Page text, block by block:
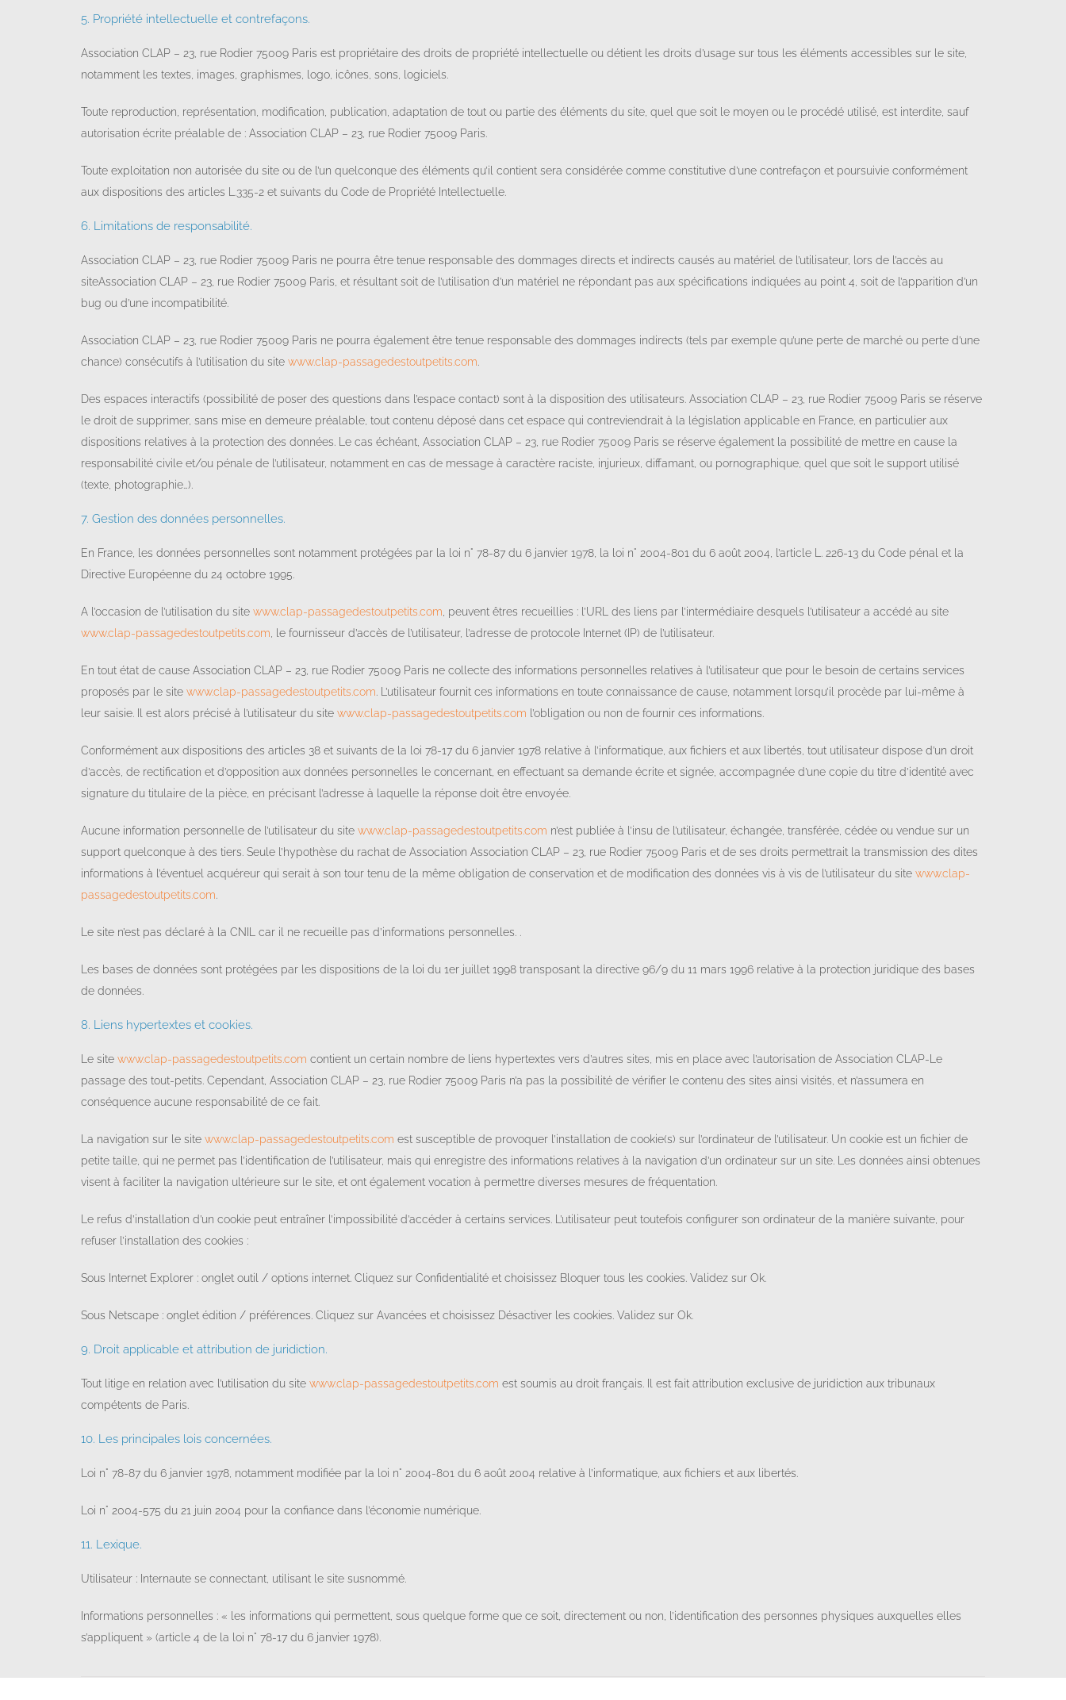
5. Propriété intellectuelle et contrefaçons.
Association CLAP – 23, rue Rodier 75009 Paris est propriétaire des droits de propriété intellectuelle ou détient les droits d’usage sur tous les éléments accessibles sur le site,
notamment les textes, images, graphismes, logo, icônes, sons, logiciels.
Toute reproduction, représentation, modification, publication, adaptation de tout ou partie des éléments du site, quel que soit le moyen ou le procédé utilisé, est interdite, sauf
autorisation écrite préalable de : Association CLAP – 23, rue Rodier 75009 Paris.
Toute exploitation non autorisée du site ou de l’un quelconque des éléments qu’il contient sera considérée comme constitutive d’une contrefaçon et poursuivie conformément
aux dispositions des articles L.335-2 et suivants du Code de Propriété Intellectuelle.
6. Limitations de responsabilité.
Association CLAP – 23, rue Rodier 75009 Paris ne pourra être tenue responsable des dommages directs et indirects causés au matériel de l’utilisateur, lors de l’accès au
siteAssociation CLAP – 23, rue Rodier 75009 Paris, et résultant soit de l’utilisation d’un matériel ne répondant pas aux spécifications indiquées au point 4, soit de l’apparition d’un
bug ou d’une incompatibilité.
Association CLAP – 23, rue Rodier 75009 Paris ne pourra également être tenue responsable des dommages indirects (tels par exemple qu’une perte de marché ou perte d’une
chance) consécutifs à l’utilisation du site www.clap-passagedestoutpetits.com.
Des espaces interactifs (possibilité de poser des questions dans l’espace contact) sont à la disposition des utilisateurs. Association CLAP – 23, rue Rodier 75009 Paris se réserve
le droit de supprimer, sans mise en demeure préalable, tout contenu déposé dans cet espace qui contreviendrait à la législation applicable en France, en particulier aux
dispositions relatives à la protection des données. Le cas échéant, Association CLAP – 23, rue Rodier 75009 Paris se réserve également la possibilité de mettre en cause la
responsabilité civile et/ou pénale de l’utilisateur, notamment en cas de message à caractère raciste, injurieux, diffamant, ou pornographique, quel que soit le support utilisé
(texte, photographie…).
7. Gestion des données personnelles.
En France, les données personnelles sont notamment protégées par la loi n° 78-87 du 6 janvier 1978, la loi n° 2004-801 du 6 août 2004, l’article L. 226-13 du Code pénal et la
Directive Européenne du 24 octobre 1995.
A l’occasion de l’utilisation du site www.clap-passagedestoutpetits.com , peuvent êtres recueillies : l’URL des liens par l’intermédiaire desquels l’utilisateur a accédé au site
www.clap-passagedestoutpetits.com , le fournisseur d’accès de l’utilisateur, l’adresse de protocole Internet (IP) de l’utilisateur.
En tout état de cause Association CLAP – 23, rue Rodier 75009 Paris ne collecte des informations personnelles relatives à l’utilisateur que pour le besoin de certains services
proposés par le site www.clap-passagedestoutpetits.com . L’utilisateur fournit ces informations en toute connaissance de cause, notamment lorsqu’il procède par lui-même à
leur saisie. Il est alors précisé à l’utilisateur du site www.clap-passagedestoutpetits.com l’obligation ou non de fournir ces informations.
Conformément aux dispositions des articles 38 et suivants de la loi 78-17 du 6 janvier 1978 relative à l’informatique, aux fichiers et aux libertés, tout utilisateur dispose d’un droit
d’accès, de rectification et d’opposition aux données personnelles le concernant, en effectuant sa demande écrite et signée, accompagnée d’une copie du titre d’identité avec
signature du titulaire de la pièce, en précisant l’adresse à laquelle la réponse doit être envoyée.
Aucune information personnelle de l’utilisateur du site www.clap-passagedestoutpetits.com n’est publiée à l’insu de l’utilisateur, échangée, transférée, cédée ou vendue sur un
support quelconque à des tiers. Seule l’hypothèse du rachat de Association Association CLAP – 23, rue Rodier 75009 Paris et de ses droits permettrait la transmission des dites
informations à l’éventuel acquéreur qui serait à son tour tenu de la même obligation de conservation et de modification des données vis à vis de l’utilisateur du site www.clap-
passagedestoutpetits.com
Le site n’est pas déclaré à la CNIL car il ne recueille pas d’informations personnelles. .
Les bases de données sont protégées par les dispositions de la loi du 1er juillet 1998 transposant la directive 96/9 du 11 mars 1996 relative à la protection juridique des bases
de données.
8. Liens hypertextes et cookies.
Le site www.clap-passagedestoutpetits.com contient un certain nombre de liens hypertextes vers d’autres sites, mis en place avec l’autorisation de Association CLAP-Le
passage des tout-petits. Cependant, Association CLAP – 23, rue Rodier 75009 Paris n’a pas la possibilité de vérifier le contenu des sites ainsi visités, et n’assumera en
conséquence aucune responsabilité de ce fait.
La navigation sur le site www.clap-passagedestoutpetits.com est susceptible de provoquer l’installation de cookie(s) sur l’ordinateur de l’utilisateur. Un cookie est un fichier de
petite taille, qui ne permet pas l’identification de l’utilisateur, mais qui enregistre des informations relatives à la navigation d’un ordinateur sur un site. Les données ainsi obtenues
visent à faciliter la navigation ultérieure sur le site, et ont également vocation à permettre diverses mesures de fréquentation.
Le refus d’installation d’un cookie peut entraîner l’impossibilité d’accéder à certains services. L’utilisateur peut toutefois configurer son ordinateur de la manière suivante, pour
refuser l’installation des cookies :
Sous Internet Explorer : onglet outil / options internet. Cliquez sur Confidentialité et choisissez Bloquer tous les cookies. Validez sur Ok.
Sous Netscape : onglet édition / préférences. Cliquez sur Avancées et choisissez Désactiver les cookies. Validez sur Ok.
9. Droit applicable et attribution de juridiction.
Tout litige en relation avec l’utilisation du site www.clap-passagedestoutpetits.com est soumis au droit français. Il est fait attribution exclusive de juridiction aux tribunaux
compétents de Paris.
10. Les principales lois concernées.
Loi n° 78-87 du 6 janvier 1978, notamment modifiée par la loi n° 2004-801 du 6 août 2004 relative à l’informatique, aux fichiers et aux libertés.
Loi n° 2004-575 du 21 juin 2004 pour la confiance dans l’économie numérique.
11. Lexique.
Utilisateur : Internaute se connectant, utilisant le site susnommé.
Informations personnelles : « les informations qui permettent, sous quelque forme que ce soit, directement ou non, l’identification des personnes physiques auxquelles elles
s’appliquent » (article 4 de la loi n° 78-17 du 6 janvier 1978).